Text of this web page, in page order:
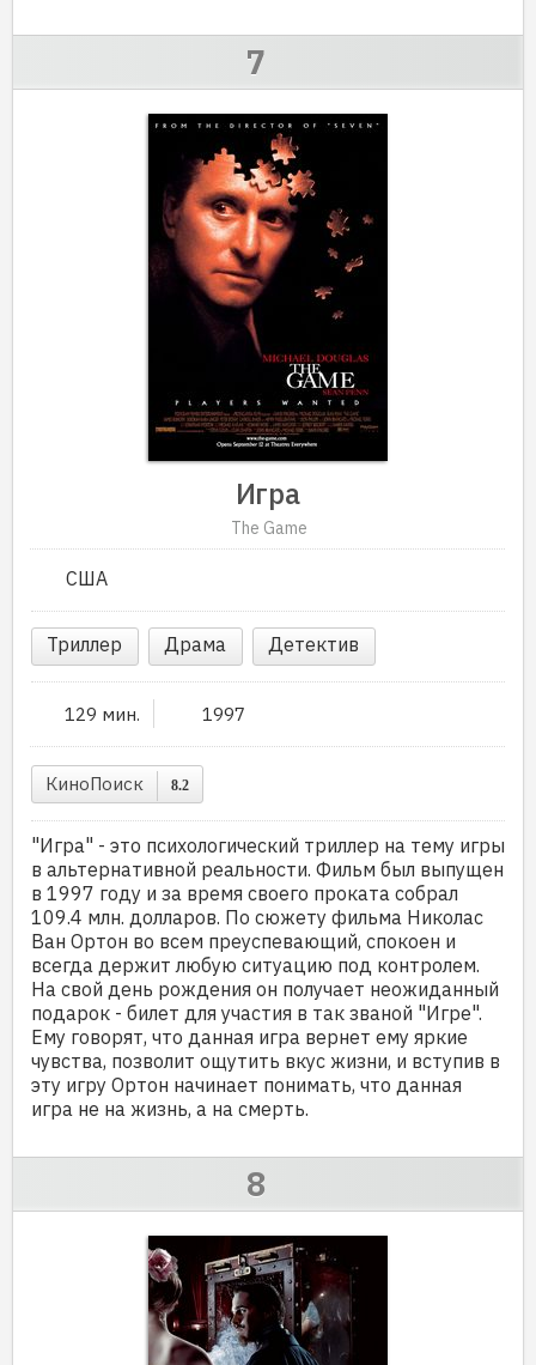
Игра
The Game
США
Триллер Драма Детектив
129 мин. 1997
КиноПоиск 8.2
"Игра" - это психологический триллер на тему игры
в альтернативной реальности. Фильм был выпущен
в 1997 году и за время своего проката собрал
109.4 млн. долларов. По сюжету фильма Николас
Ван Ортон во всем преуспевающий, спокоен и
всегда держит любую ситуацию под контролем.
На свой день рождения он получает неожиданный
подарок - билет для участия в так званой "Игре".
Ему говорят, что данная игра вернет ему яркие
чувства, позволит ощутить вкус жизни, и вступив в
эту игру Ортон начинает понимать, что данная
игра не на жизнь, а на смерть.